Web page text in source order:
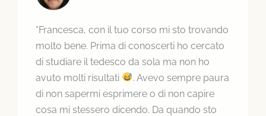
“Francesca, con il tuo corso mi sto trovando
molto bene. Prima di conoscerti ho cercato
di studiare il tedesco da sola ma non ho
avuto molti risultati
. Avevo sempre paura
di non sapermi esprimere o di non capire
cosa mi stessero dicendo. Da quando sto